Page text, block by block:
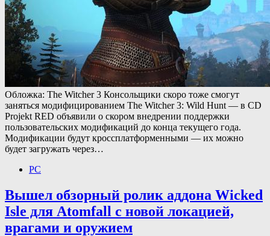
Обложка: The Witcher 3 Консольщики скоро тоже смогут
заняться модифицированием The Witcher 3: Wild Hunt — в CD
Projekt RED объявили о скором внедрении поддержки
пользовательских модификаций до конца текущего года.
Модификации будут кроссплатформенными — их можно
будет загружать через…
PC
Вышел обзорный ролик аддона Wicked
Isle для Atomfall с новой локацией,
врагами и оружием